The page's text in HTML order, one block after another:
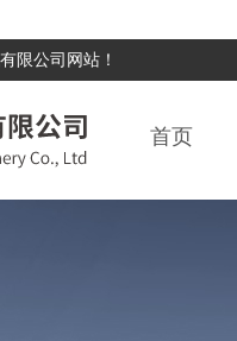
限公司网站！
首页